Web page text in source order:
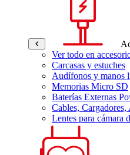
Ver todo en
Carcasas y estuches
Audífonos y manos
Memorias Micro SD
Baterías Externas
Cables, Cargadores,
Lentes para cámara